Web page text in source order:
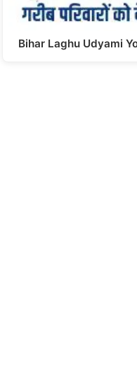
Bihar Laghu Udyami